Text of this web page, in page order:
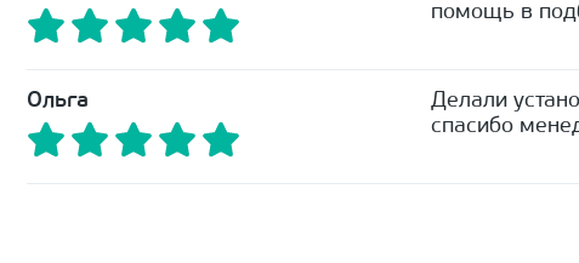
помощь в
Ольга
Делали
спасибо